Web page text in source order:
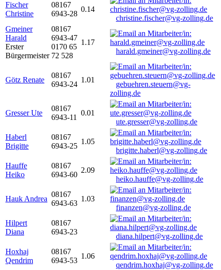
Fischer
Christine
08167
6943-28
0.14
christine.fischer@vg-zolling.de
Gmeiner
Harald
Erster
Bürgermeister
08167
6943-47
0170 65
72 528
1.17
harald.gmeiner@vg-zolling.de
Götz Renate
08167
6943-24
1.01
gebuehren.steuern@vg-
zolling.de
Gresser Ute
08167
6943-11
0.01
ute.gresser@vg-zolling.de
Haberl
Brigitte
08167
6943-25
1.05
brigitte.haberl@vg-zolling.de
Hauffe
Heiko
08167
6943-60
2.09
heiko.hauffe@vg-zolling.de
Hauk Andrea
08167
6943-63
1.03
finanzen@vg-zolling.de
Hilpert
Diana
08167
6943-23
diana.hilpert@vg-zolling.de
Hoxhaj
Qendrim
08167
6943-53
1.06
qendrim.hoxhaj@vg-zolling.de